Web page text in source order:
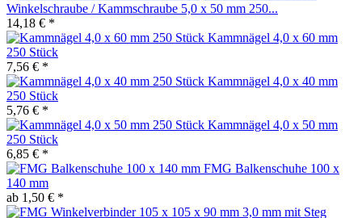
Winkelschraube / Kammschraube 5,0 x 50 mm 250...
14,18 € *
Kammnägel 4,0 x 60 mm
250 Stück
7,56 € *
Kammnägel 4,0 x 40 mm
250 Stück
5,76 € *
Kammnägel 4,0 x 50 mm
250 Stück
6,85 € *
FMG Balkenschuhe 100 x
140 mm
ab 1,50 € *